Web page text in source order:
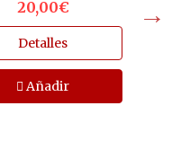
20,00€
Detalles
Añadir